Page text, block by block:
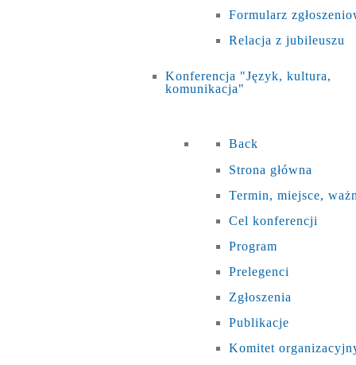
Formularz
Relacja z jubileuszu
Konferencja "Język, kultura,
komunikacja"
Back
Strona główna
Termin, miejsce,
Cel konferencji
Program
Prelegenci
Zgłoszenia
Publikacje
Komitet